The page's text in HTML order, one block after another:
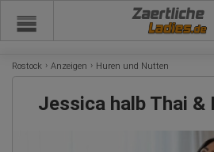
Zaertliche
Rostock Anzeigen Huren und Nutten
Jessica halb Thai &